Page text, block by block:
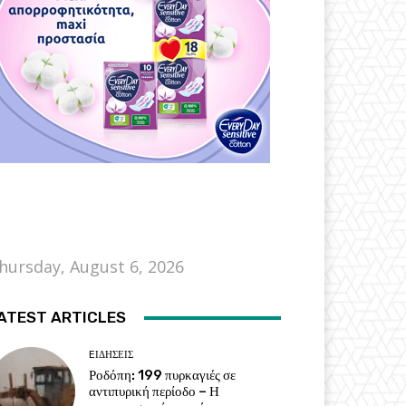
August 6, 2026
ARTICLES
EΙΔΗΣΕΙΣ
Ροδόπη: 199 πυρκαγιές σε
αντιπυρική περίοδο – Η